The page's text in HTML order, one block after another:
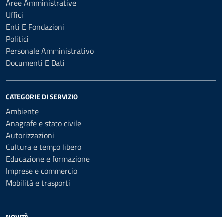
Aree Amministrative
Uffici
Enti E Fondazioni
Politici
Personale Amministrativo
Documenti E Dati
CATEGORIE DI SERVIZIO
Ambiente
Anagrafe e stato civile
Autorizzazioni
Cultura e tempo libero
Educazione e formazione
Imprese e commercio
Mobilità e trasporti